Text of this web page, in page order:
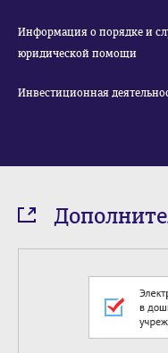
Информация о порядке и
юридической помощи
Инвестиционная